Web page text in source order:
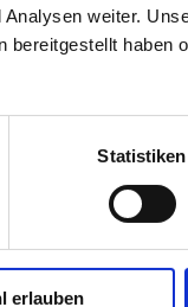
weiter.
haben
Statistiken
erlauben- wir